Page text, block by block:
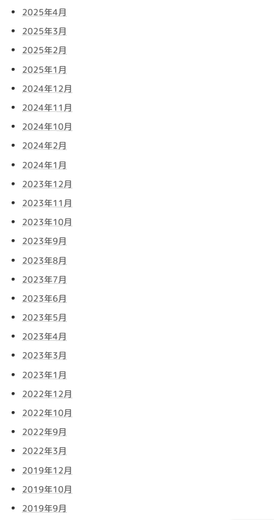
2025年4月
2025年3月
2025年2月
2025年1月
2024年12月
2024年11月
2024年10月
2024年2月
2024年1月
2023年12月
2023年11月
2023年10月
2023年9月
2023年8月
2023年7月
2023年6月
2023年5月
2023年4月
2023年3月
2023年1月
2022年12月
2022年10月
2022年9月
2022年3月
2019年12月
2019年10月
2019年9月